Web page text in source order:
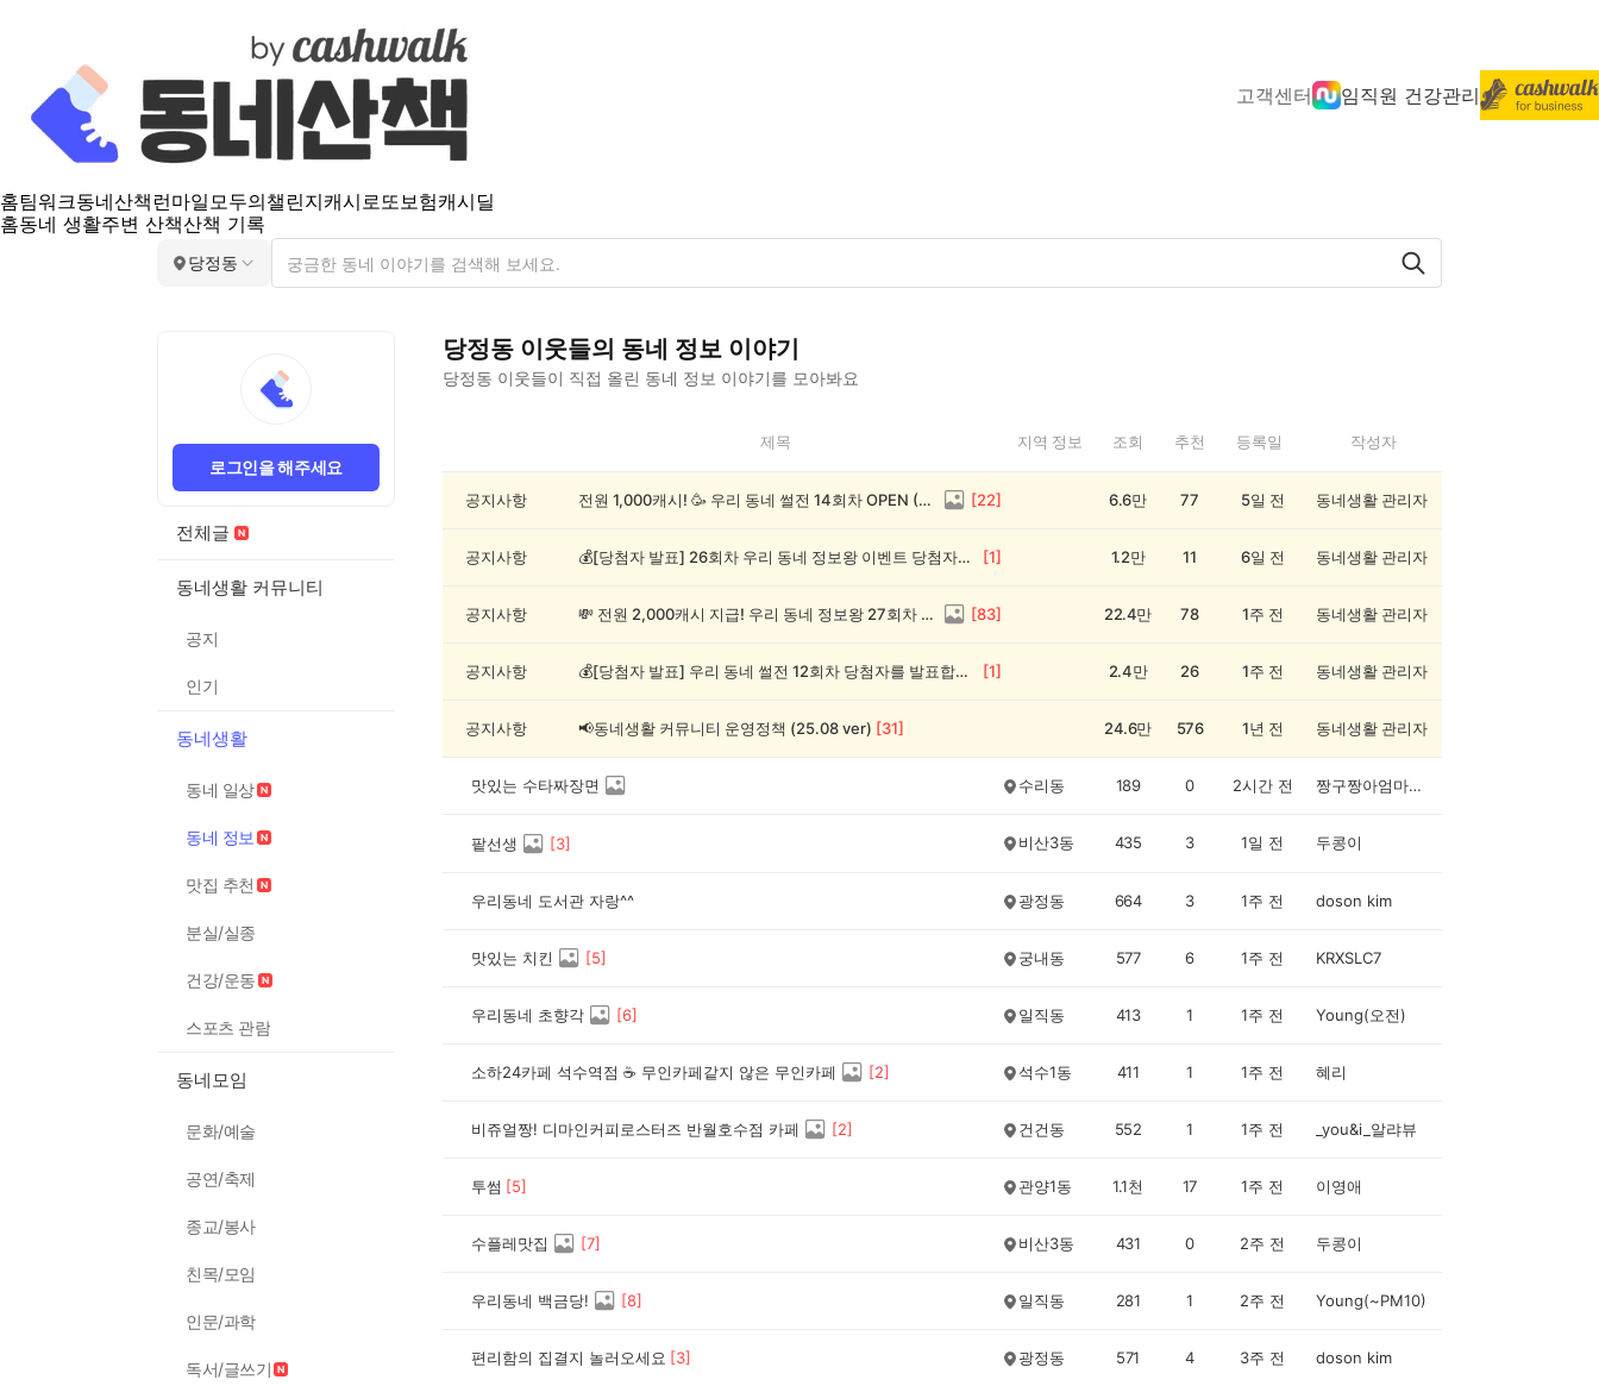
고객센터 임직원 건강관리
홈팀워크동네산책 런마일모두의챌린지캐시로또보험캐시딜
홈동네 생활주변 산책산책 기록
당정동
로그인을 해주세요
전체글
동네생활 커뮤니티
공지
인기
동네생활
동네 일상
동네 정보
맛집 추천
분실/실종
건강/운동
스포츠 관람
동네모임
문화/예술
공연/축제
종교/봉사
친목/모임
인문/과학
독서/글쓰기
당정동 이웃들의 동네 정보 이야기
당정동 이웃들이 직접 올린 동네 정보 이야기를 모아봐요
동
제목 지역 정보 조회 추천 등록일 작성자
공지사항 전원 1,000캐시! 🥳 우리 동네 썰전 14회차 OPEN (~8/17) [22] 6.6만 77 5일 전 동네생활 관리자
공지사항 💰[당첨자 발표] 26회차 우리 동네 정보왕 이벤트 당첨자를 발표합니다! [1] 1.2만 11 6일 전 동네생활 관리자
공지사항 💸 전원 2,000캐시 지급! 우리 동네 정보왕 27회차 (~8/10) [83] 22.4만 78 1주 전 동네생활 관리자
공지사항 💰[당첨자 발표] 우리 동네 썰전 12회차 당첨자를 발표합니다! [1] 2.4만 26 1주 전 동네생활 관리자
공지사항 📢동네생활 커뮤니티 운영정책 (25.08 ver) [31] 24.6만 576 1년 전 동네생활 관리자
맛있는 수타짜장면 수리동 189 0 2시간 전 짱구짱아엄마입니다
팥선생 [3] 비산3동 435 3 1일 전 두콩이
우리동네 도서관 자랑^^ 광정동 664 3 1주 전 doson kim
맛있는 치킨 [5] 궁내동 577 6 1주 전 KRXSLC7
우리동네 초향각 [6] 일직동 413 1 1주 전 Young(오전)
소하24카페 석수역점 ☕️ 무인카페같지 않은 무인카페 [2] 석수1동 411 1 1주 전 혜리
비쥬얼짱! 디마인커피로스터즈 반월호수점 카페 [2] 건건동 552 1 1주 전 _you&i_알랴뷰
투썸 [5] 관양1동 1.1천 17 1주 전 이영애
수플레맛집 [7] 비산3동 431 0 2주 전 두콩이
우리동네 백금당! [8] 일직동 281 1 2주 전 Young(~PM10)
편리함의 집결지 놀러오세요 [3] 광정동 571 4 3주 전 doson kim